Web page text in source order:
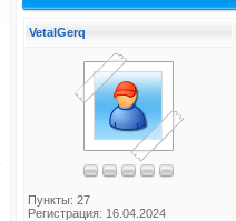
VetalGerq
Пункты: 27
Регистрация: 16.04.2024